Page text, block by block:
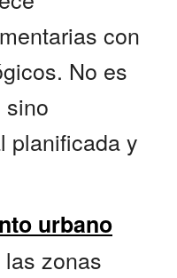
con
No es
sino
planificada y
urbano
zonas